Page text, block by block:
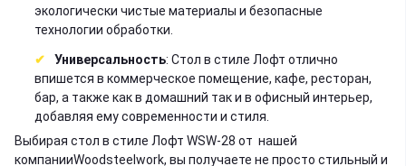
экологически чистые материалы и безопасные
технологии обработки.
Универсальность: Стол в стиле Лофт отлично
впишется в коммерческое помещение, кафе, ресторан,
бар, а также как в домашний так и в офисный интерьер,
добавляя ему современности и стиля.
Выбирая стол в стиле Лофт WSW-28 от нашей
компанииWoodsteelwork, вы получаете не просто стильный и